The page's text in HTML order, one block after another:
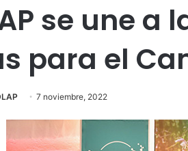
se une a
para el
7 noviembre, 2022